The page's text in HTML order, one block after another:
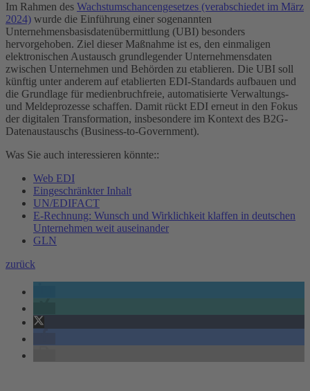
Im Rahmen des Wachstumschancengesetzes (verabschiedet im März
2024) wurde die Einführung einer sogenannten
Unternehmensbasisdatenübermittlung (UBI) besonders
hervorgehoben. Ziel dieser Maßnahme ist es, den einmaligen
elektronischen Austausch grundlegender Unternehmensdaten
zwischen Unternehmen und Behörden zu etablieren. Die UBI soll
künftig unter anderem auf etablierten EDI-Standards aufbauen und
die Grundlage für medienbruchfreie, automatisierte Verwaltungs-
und Meldeprozesse schaffen. Damit rückt EDI erneut in den Fokus
der digitalen Transformation, insbesondere im Kontext des B2G-
Datenaustauschs (Business-to-Government).
Was Sie auch interessieren könnte::
Web EDI
Eingeschränkter Inhalt
UN/EDIFACT
E-Rechnung: Wunsch und Wirklichkeit klaffen in deutschen
Unternehmen weit auseinander
GLN
zurück